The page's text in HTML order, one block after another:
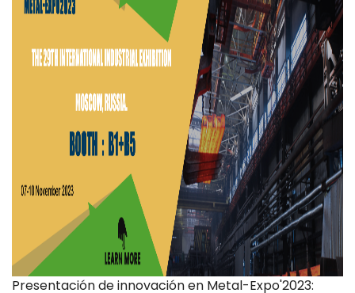
Presentación de innovación en Metal-Expo'2023: